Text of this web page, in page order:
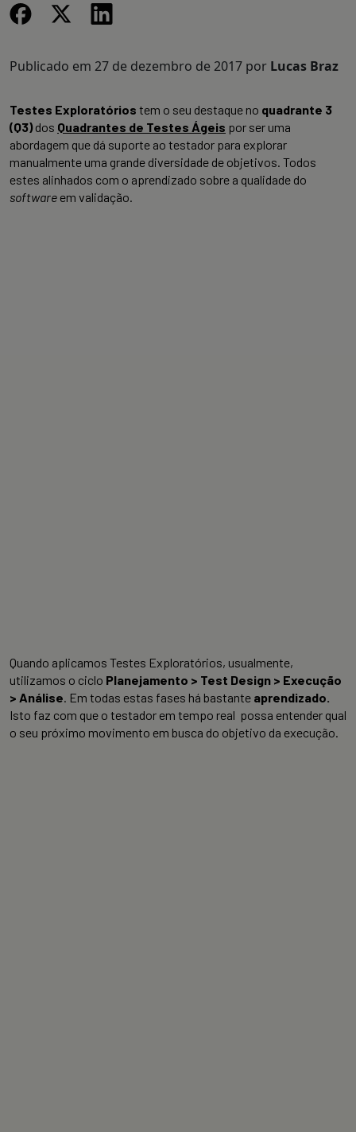
Publicado em 27 de dezembro de 2017 por Lucas Braz
Testes Exploratórios tem o seu destaque no quadrante 3
(Q3)dos Quadrantes de Testes Ágeis por ser uma
abordagem que dá suporte ao testador para explorar
manualmente uma grande diversidade de objetivos. Todos
estes alinhados com o aprendizado sobre a qualidade do
software em validação.
Quando aplicamos Testes Exploratórios, usualmente,
utilizamos o ciclo Planejamento > Test Design > Execução
> Análise. Em todas estas fases há bastante aprendizado.
Isto faz com que o testador em tempo real possa entender qual
o seu próximo movimento em busca do objetivo da execução.